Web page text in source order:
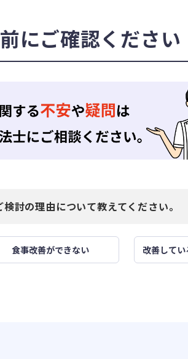
にご確認ください
討の理由について教えてください。
食事改善ができない 改善して